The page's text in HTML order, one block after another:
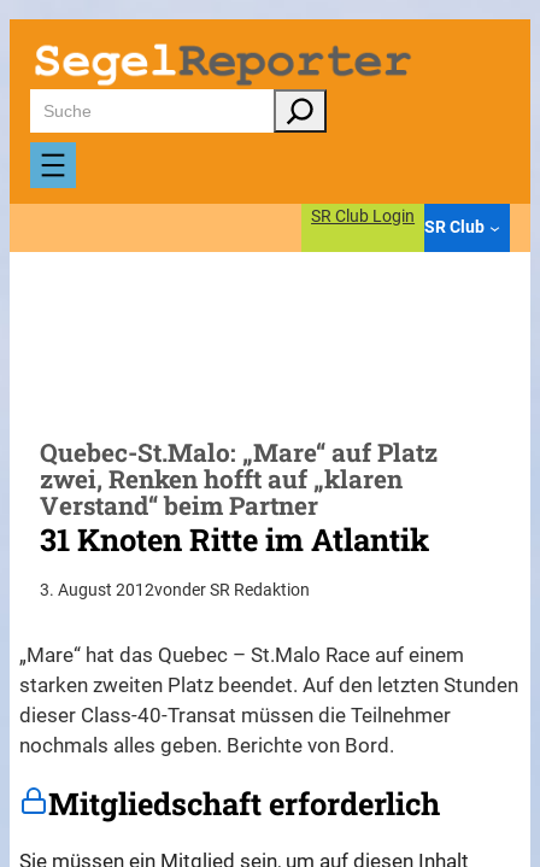
Zum
Inhalt
springen
Suchen
SR Club Login
SR Club
Quebec-St.Malo: „Mare“ auf Platz
zwei, Renken hofft auf „klaren
Verstand“ beim Partner
31 Knoten Ritte im Atlantik
3. August 2012vonder SR Redaktion
„Mare“ hat das Quebec – St.Malo Race auf einem
starken zweiten Platz beendet. Auf den letzten Stunden
dieser Class-40-Transat müssen die Teilnehmer
nochmals alles geben. Berichte von Bord.
Mitgliedschaft erforderlich
Sie müssen ein Mitglied sein, um auf diesen Inhalt